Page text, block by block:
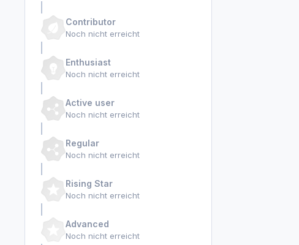
Contributor
Noch nicht erreicht
Enthusiast
Noch nicht erreicht
Active user
Noch nicht erreicht
Regular
Noch nicht erreicht
Rising Star
Noch nicht erreicht
Advanced
Noch nicht erreicht